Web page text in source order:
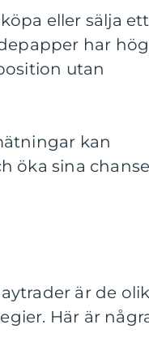
eller sälja ett
har hög
utan
kan
öka sina
är de
Här är